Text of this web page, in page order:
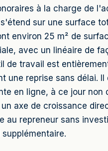
à la charge de
sur une surface
environ 25 m² de
avec un linéaire de
de travail est
une reprise sans délai. Il
en ligne, à ce jour non
axe de croissance
au repreneur sans